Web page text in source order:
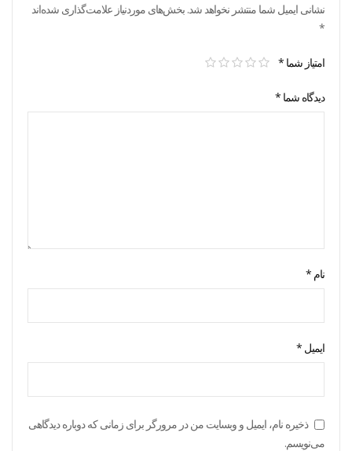
نشانی ایمیل شما منتشر نخواهد شد. بخش‌های موردنیاز علامت‌گذاری شده‌اند
*
امتیاز شما *
دیدگاه شما *
نام *
ایمیل *
ذخیره نام، ایمیل و وبسایت من در مرورگر برای زمانی که دوباره دیدگاهی
می‌نویسم.